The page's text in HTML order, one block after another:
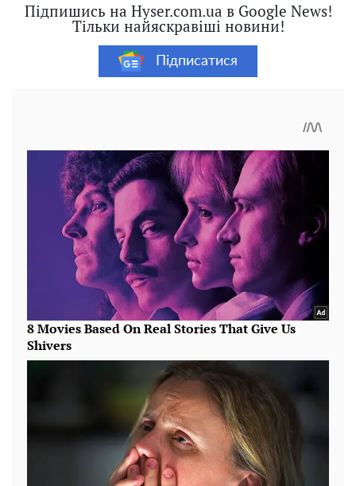
Підпишись на Hyser.com.ua в Google News!
Тільки найяскравіші новини!
Підписатися